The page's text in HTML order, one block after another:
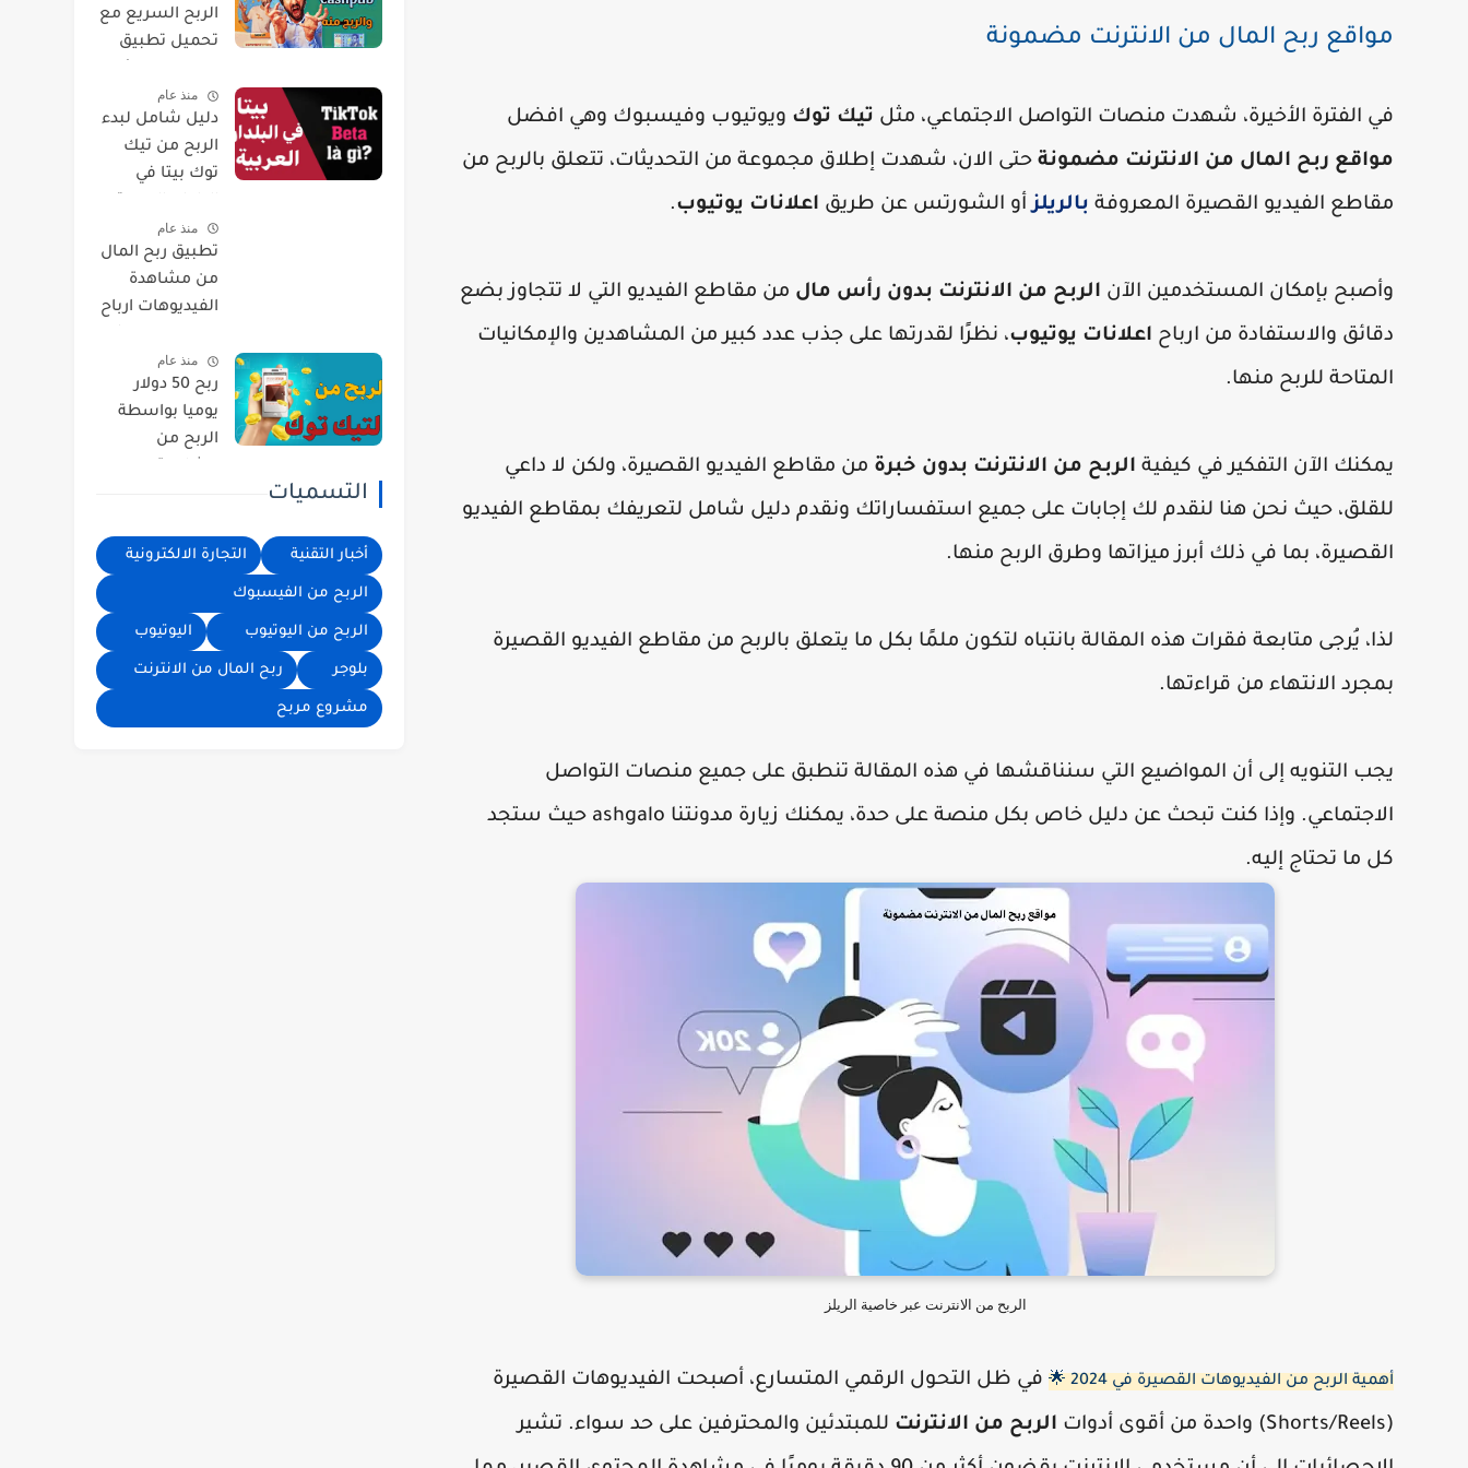
مواقع ربح المال من الانترنت مضمونة
في الفترة الأخيرة، شهدت منصات التواصل الاجتماعي، مثل تيك توك ويوتيوب وفيسبوك وهي افضل
مواقع ربح المال من الانترنت مضمونة حتى الان، شهدت إطلاق مجموعة من التحديثات، تتعلق بالربح من
مقاطع الفيديو القصيرة المعروفة بالريلزأو الشورتس عن طريق اعلانات يوتيوب.
وأصبح بإمكان المستخدمين الآن الربح من الانترنت بدون رأس مال من مقاطع الفيديو التي لا تتجاوز بضع
دقائق والاستفادة من ارباح اعلانات يوتيوب، نظرًا لقدرتها على جذب عدد كبير من المشاهدين والإمكانيات
المتاحة للربح منها.
يمكنك الآن التفكير في كيفية الربح من الانترنت بدون خبرة من مقاطع الفيديو القصيرة، ولكن لا داعي
للقلق، حيث نحن هنا لنقدم لك إجابات على جميع استفساراتك ونقدم دليل شامل لتعريفك بمقاطع الفيديو
القصيرة، بما في ذلك أبرز ميزاتها وطرق الربح منها.
لذا، يُرجى متابعة فقرات هذه المقالة بانتباه لتكون ملمًا بكل ما يتعلق بالربح من مقاطع الفيديو القصيرة
بمجرد الانتهاء من قراءتها.
يجب التنويه إلى أن المواضيع التي سنناقشها في هذه المقالة تنطبق على جميع منصات التواصل
الاجتماعي. وإذا كنت تبحث عن دليل خاص بكل منصة على حدة، يمكنك زيارة مدونتنا ashgalo حيث ستجد
كل ما تحتاج إليه.
الربح من الانترنت عبر خاصية الريلز
أهمية الربح من الفيديوهات القصيرة في 2024 🌟 في ظل التحول الرقمي المتسارع، أصبحت الفيديوهات القصيرة
(Shorts/Reels) واحدة من أقوى أدوات الربح من الانترنت للمبتدئين والمحترفين على حد سواء. تشير
الربح السريع مع
تحميل تطبيق
بيب والتسجيل
خطوة بخطوة !
فيديو
منذ عام
دليل شامل لبدء
الربح من تيك
توك بيتا في
خطوات وأساليب
فعالة - فيديو
منذ عام
تطبيق ربح المال
من مشاهدة
الفيديوهات ارباح
فيديومنذ عام
ربح 50 دولار
يوميا بواسطة
الربح من
تيك توك | فيديو
التسميات
أخبار التقنية التجارة الالكترونية
الربح من الفيسبوك
الربح من اليوتيوب اليوتيوب
بلوجر ربح المال من الانترنت
مشروع مربح